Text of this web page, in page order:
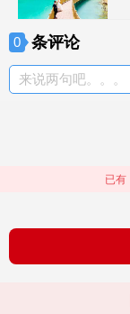
0 条评论
来说两句吧。。。
已有